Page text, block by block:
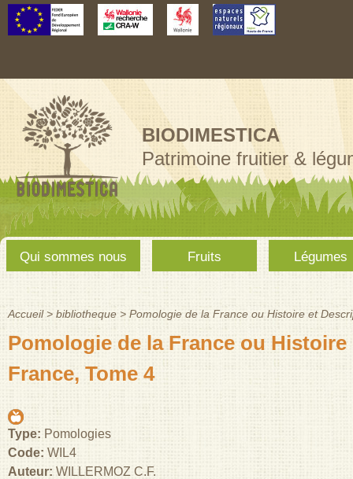
Aller au
contenu
BIODIMESTICA
Patrimoine fruitier &
Menu
principal
Qui sommes nous Fruits Légumes
Vous êtes ici
Accueil > bibliotheque > Pomologie de la France ou Histoire et
Pomologie de la France ou
France, Tome 4
Type: Pomologies
Code: WIL4
Auteur: WILLERMOZ C.F.